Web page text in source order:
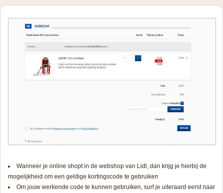
Wanneer je online shopt in de webshop van Lidl, dan krijg je hierbij de
mogelijkheid om een geldige kortingscode te gebruiken
Om jouw werkende code te kunnen gebruiken, surf je uiteraard eerst naar